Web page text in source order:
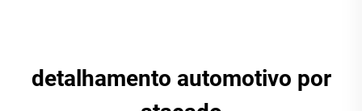
detalhamento automotivo por